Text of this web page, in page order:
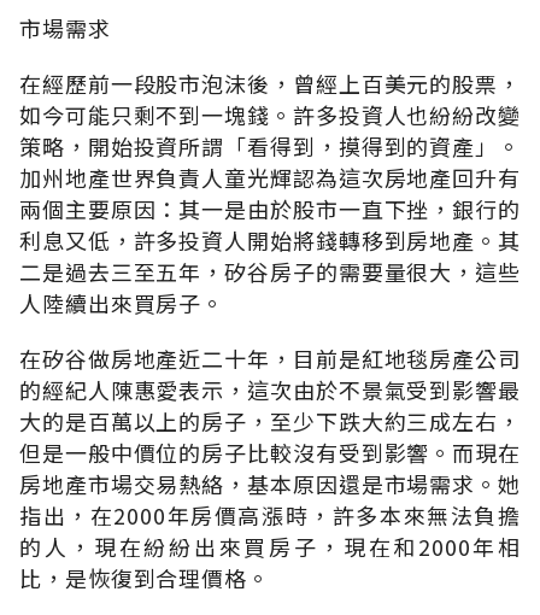
市場需求
在經歷前一段股市泡沫後，曾經上百美元的股票，
如今可能只剩不到一塊錢。許多投資人也紛紛改變
策略，開始投資所謂「看得到，摸得到的資產」。
加州地產世界負責人童光輝認為這次房地產回升有
兩個主要原因：其一是由於股市一直下挫，銀行的
利息又低，許多投資人開始將錢轉移到房地產。其
二是過去三至五年，矽谷房子的需要量很大，這些
人陸續出來買房子。
在矽谷做房地產近二十年，目前是紅地毯房產公司
的經紀人陳惠愛表示，這次由於不景氣受到影響最
大的是百萬以上的房子，至少下跌大約三成左右，
但是一般中價位的房子比較沒有受到影響。而現在
房地產市場交易熱絡，基本原因還是市場需求。她
指出，在2000年房價高漲時，許多本來無法負擔
的人，現在紛紛出來買房子，現在和2000年相
比，是恢復到合理價格。